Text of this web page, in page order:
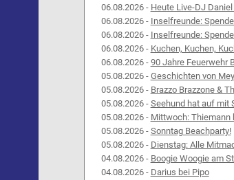
06.08.2026 - Heute Live-DJ
06.08.2026 - Inselfreunde:
06.08.2026 - Inselfreunde:
06.08.2026 - Kuchen, Kuchen,
06.08.2026 - 90 Jahre Feuerwehr
05.08.2026 - Geschichten von
05.08.2026 - Brazzo Brazzone &
05.08.2026 - Seehund hat auf mit
05.08.2026 - Mittwoch: Thiemann
05.08.2026 - Sonntag Beachparty!
05.08.2026 - Dienstag: Alle
04.08.2026 - Boogie Woogie am
04.08.2026 - Darius bei Pipo